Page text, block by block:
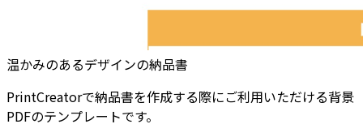
温かみのあるデザインの納品書
PrintCreatorで納品書を作成する際にご利用いただける背景
PDFのテンプレートです。